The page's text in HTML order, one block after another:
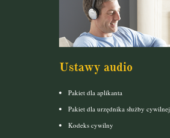
Ustawy audio
Pakiet dla aplikanta
Pakiet dla urzędnika służby cywilnej
Kodeks cywilny